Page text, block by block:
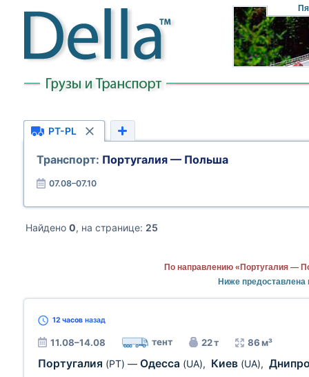
PT-PL
Транспорт: Португалия — Польша
07.08–07.10
Найдено 0, на странице: 25
По направлению «Португалия —
Ниже
12 часов назад
11.08–14.08 тент 22 т 86 м³
Португалия (PT) — Одесса (UA), Киев (UA),